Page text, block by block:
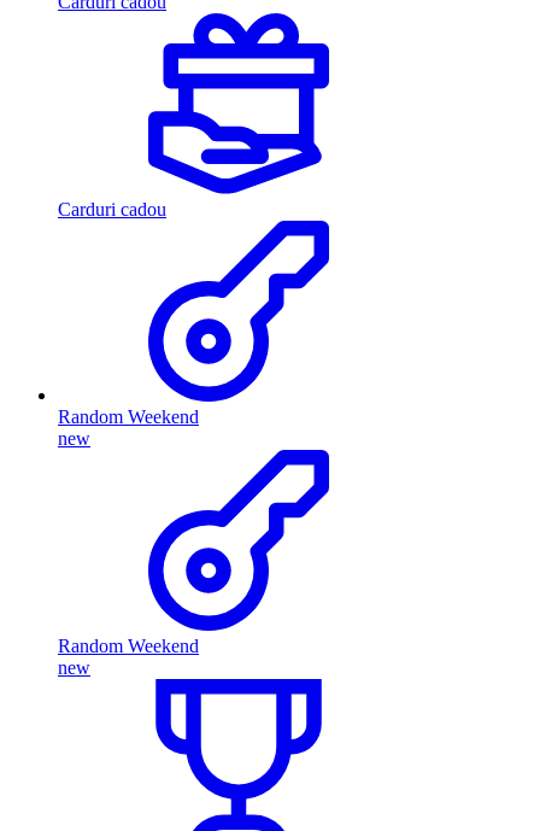
Carduri cadou
Random Weekend
new
Random Weekend
new